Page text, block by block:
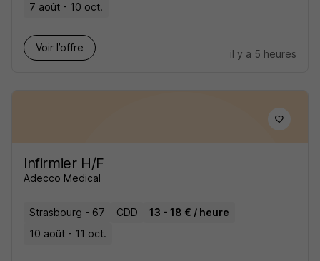
7 août - 10 oct.
Voir l’offre
il y a 5 heures
Infirmier H/F
Adecco Medical
Strasbourg - 67 CDD
13 - 18 € / heure
10 août - 11 oct.